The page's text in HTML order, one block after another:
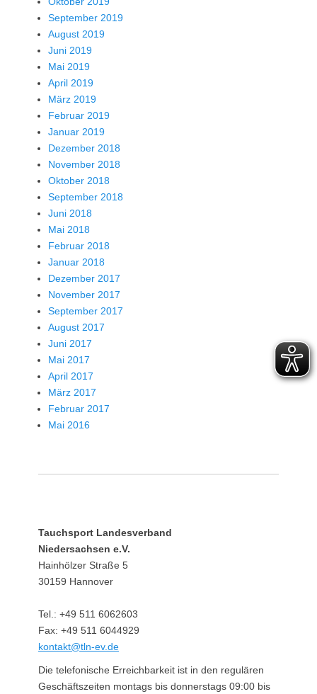
September 2019
August 2019
Juni 2019
Mai 2019
April 2019
März 2019
Februar 2019
Januar 2019
Dezember 2018
November 2018
Oktober 2018
September 2018
Juni 2018
Mai 2018
Februar 2018
Januar 2018
Dezember 2017
November 2017
September 2017
August 2017
Juni 2017
Mai 2017
April 2017
März 2017
Februar 2017
Mai 2016
Tauchsport Landesverband
Niedersachsen e.V.
Hainhölzer Straße 5
30159 Hannover
Tel.: +49 511 6062603
Fax: +49 511 6044929
kontakt@tln-ev.de
Die telefonische Erreichbarkeit ist in den regulären
Geschäftszeiten montags bis donnerstags 09:00 bis